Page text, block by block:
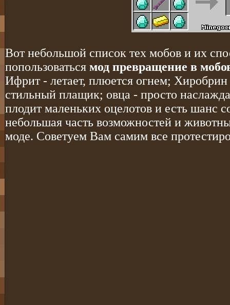
Вот небольшой список тех мобов и их
попользоваться мод превращение в
Ифрит - летает, плюется огнем;
стильный плащик; овца - просто
плодит маленьких оцелотов и есть шанс
небольшая часть возможностей и
моде. Советуем Вам самим все